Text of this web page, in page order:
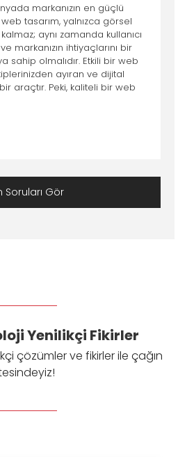
markanızın en güçlü
tasarım, yalnızca görsel
aynı zamanda kullanıcı
markanızın ihtiyaçlarını bir
sahip olmalıdır. Etkili bir web
ayıran ve dijital
araçtır. Peki, kaliteli bir web
Soruları Gör
Yenilikçi Fikirler
çözümler ve fikirler ile çağın